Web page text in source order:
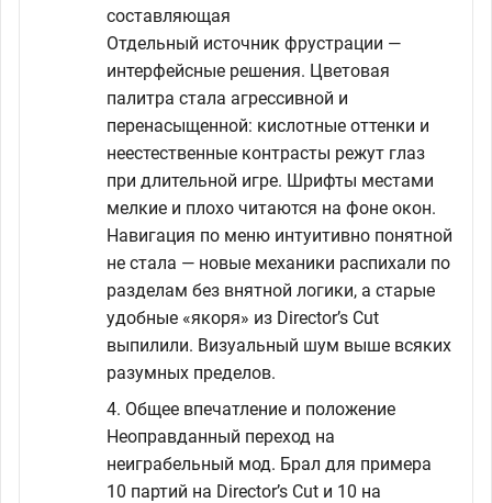
составляющая
Отдельный источник фрустрации —
интерфейсные решения. Цветовая
палитра стала агрессивной и
перенасыщенной: кислотные оттенки и
неестественные контрасты режут глаз
при длительной игре. Шрифты местами
мелкие и плохо читаются на фоне окон.
Навигация по меню интуитивно понятной
не стала — новые механики распихали по
разделам без внятной логики, а старые
удобные «якоря» из Director’s Cut
выпилили. Визуальный шум выше всяких
разумных пределов.
4. Общее впечатление и положение
Неоправданный переход на
неиграбельный мод. Брал для примера
10 партий на Director’s Cut и 10 на